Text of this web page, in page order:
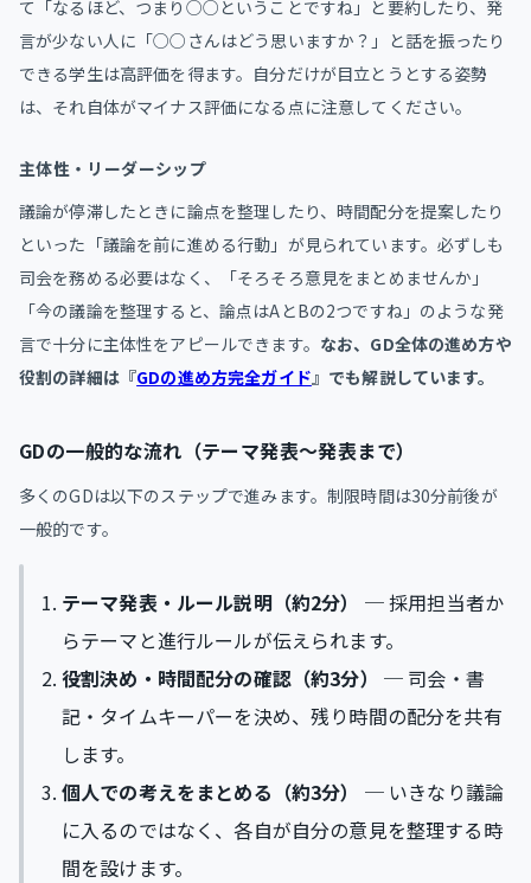
て「なるほど、つまり○○ということですね」と要約したり、発
言が少ない人に「○○さんはどう思いますか？」と話を振ったり
できる学生は高評価を得ます。自分だけが目立とうとする姿勢
は、それ自体がマイナス評価になる点に注意してください。
主体性・リーダーシップ
議論が停滞したときに論点を整理したり、時間配分を提案したり
といった「議論を前に進める行動」が見られています。必ずしも
司会を務める必要はなく、「そろそろ意見をまとめませんか」
「今の議論を整理すると、論点はAとBの2つですね」のような発
言で十分に主体性をアピールできます。 なお、GD全体の進め方や
役割の詳細は『GDの進め方完全ガイド』でも解説しています。
GDの一般的な流れ（テーマ発表〜発表まで）
多くのGDは以下のステップで進みます。制限時間は30分前後が
一般的です。
テーマ発表・ルール説明（約2分）
─ 採用担当者か
らテーマと進行ルールが伝えられます。
役割決め・時間配分の確認（約3分）
─ 司会・書
記・タイムキーパーを決め、残り時間の配分を共有
します。
個人での考えをまとめる（約3分）
─ いきなり議論
に入るのではなく、各自が自分の意見を整理する時
間を設けます。